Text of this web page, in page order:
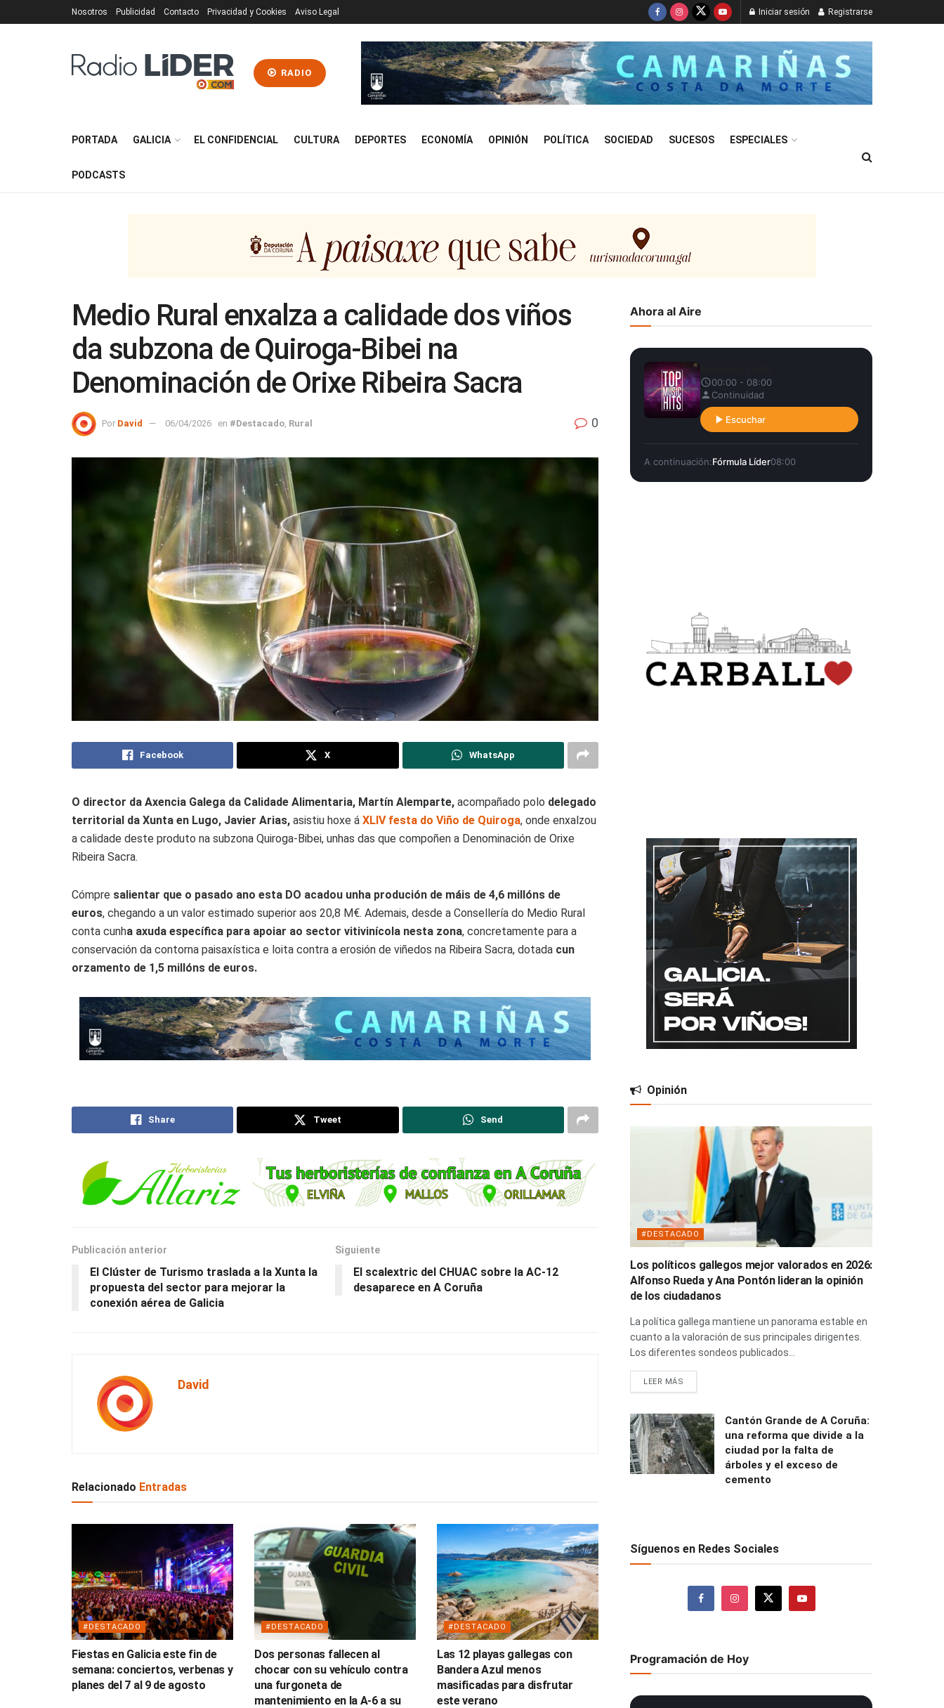
Nosotros Publicidad Contacto Privacidad y Cookies Aviso Legal Iniciar sesión Registrarse
RADIO
PORTADA GALICIA EL CONFIDENCIAL CULTURA DEPORTES ECONOMÍA OPINIÓN POLÍTICA SOCIEDAD SUCESOS ESPECIALES
PODCASTS
Medio Rural enxalza a calidade dos viños
da subzona de Quiroga-Bibei na
Denominación de Orixe Ribeira Sacra
Por David 06/04/2026 en #Destacado Rural 0
Facebook X WhatsApp
O director da Axencia Galega da Calidade Alimentaria, Martín Alemparte, acompañado polo delegado
territorial da Xunta en Lugo, Javier Arias, asistiu hoxe á XLIV festa do Viño de Quiroga, onde enxalzou
a calidade deste produto na subzona Quiroga-Bibei, unhas das que compoñen a Denominación de Orixe
Ribeira Sacra.
Cómpre salientar que o pasado ano esta DO acadou unha produción de máis de 4,6 millóns de
euros, chegando a un valor estimado superior aos 20,8 M€. Ademais, desde a Consellería do Medio Rural
conta cunha axuda específica para apoiar ao sector vitivinícola nesta zona, concretamente para a
conservación da contorna paisaxística e loita contra a erosión de viñedos na Ribeira Sacra, dotada cun
orzamento de 1,5 millóns de euros.
Share Tweet Send
Publicación anterior
El Clúster de Turismo traslada a la Xunta la
propuesta del sector para mejorar la
conexión aérea de Galicia
Siguiente
El scalextric del CHUAC sobre la AC-12
desaparece en A Coruña
David
Relacionado Entradas
#DESTACADO
Fiestas en Galicia este fin de
semana: conciertos, verbenas y
planes del 7 al 9 de agosto
#DESTACADO
Dos personas fallecen al
chocar con su vehículo contra
una furgoneta de
mantenimiento en la A-6 a su
#DESTACADO
Las 12 playas gallegas con
Bandera Azul menos
masificadas para disfrutar
este verano
Ahora al Aire
00:00 - 08:00
Continuidad
Escuchar
A continuación:Fórmula Líder08:00
Opinión
#DESTACADO
Los políticos gallegos mejor valorados en 2026:
Alfonso Rueda y Ana Pontón lideran la opinión
de los ciudadanos
La política gallega mantiene un panorama estable en
cuanto a la valoración de sus principales dirigentes.
Los diferentes sondeos publicados...
LEER MÁS
Cantón Grande de A Coruña:
una reforma que divide a la
ciudad por la falta de
árboles y el exceso de
cemento
Síguenos en Redes Sociales
Programación de Hoy